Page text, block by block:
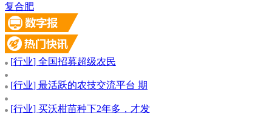
复合肥
[行业] 全国招募超级农民
[行业] 最活跃的农技交流平台 期
[行业] 买沃柑苗种下2年多，才发